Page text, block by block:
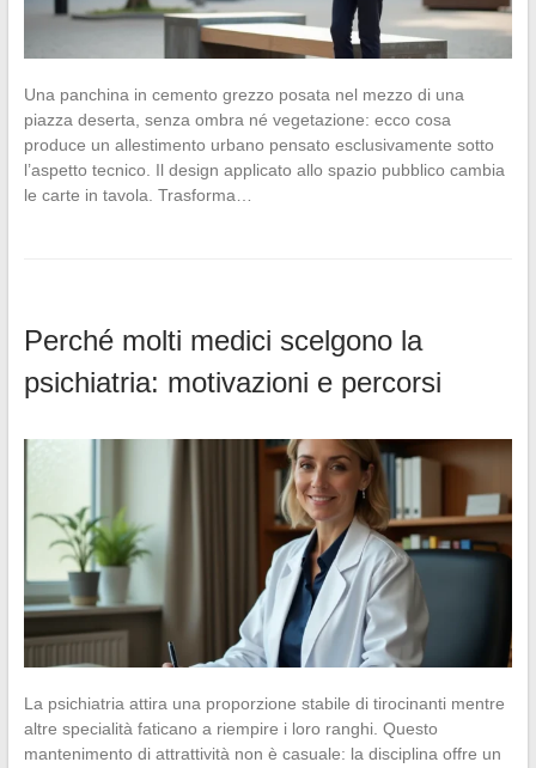
Una panchina in cemento grezzo posata nel mezzo di una
piazza deserta, senza ombra né vegetazione: ecco cosa
produce un allestimento urbano pensato esclusivamente sotto
l’aspetto tecnico. Il design applicato allo spazio pubblico cambia
le carte in tavola. Trasforma…
Perché molti medici scelgono la
psichiatria: motivazioni e percorsi
La psichiatria attira una proporzione stabile di tirocinanti mentre
altre specialità faticano a riempire i loro ranghi. Questo
mantenimento di attrattività non è casuale: la disciplina offre un